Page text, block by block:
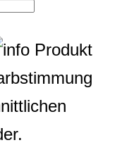
Produkt